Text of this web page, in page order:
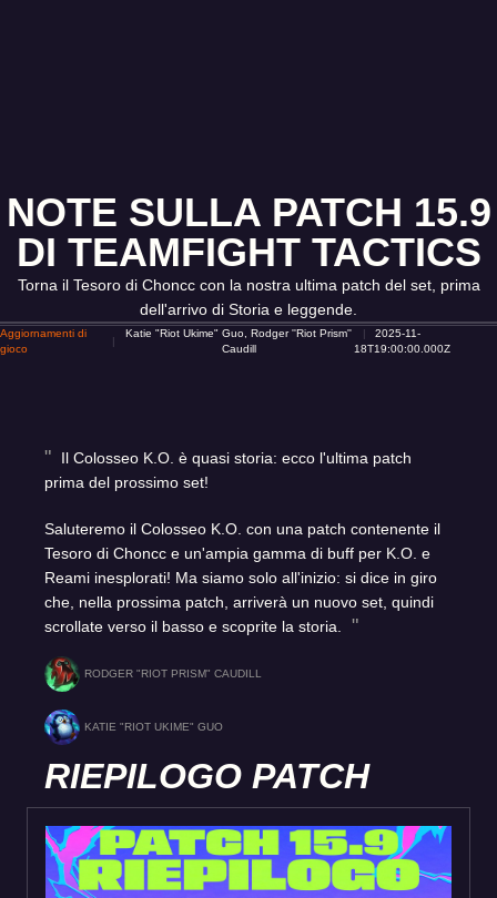
NOTE SULLA PATCH 15.9
DI TEAMFIGHT TACTICS
Torna il Tesoro di Choncc con la nostra ultima patch del set, prima
dell'arrivo di Storia e leggende.
Aggiornamenti di
gioco
Katie "Riot Ukime" Guo, Rodger ''Riot Prism''
Caudill
2025-11-
18T19:00:00.000Z
Il Colosseo K.O. è quasi storia: ecco l'ultima patch
prima del prossimo set!
Saluteremo il Colosseo K.O. con una patch contenente il
Tesoro di Choncc e un'ampia gamma di buff per K.O. e
Reami inesplorati! Ma siamo solo all'inizio: si dice in giro
che, nella prossima patch, arriverà un nuovo set, quindi
scrollate verso il basso e scoprite la storia.
RODGER "RIOT PRISM" CAUDILL
KATIE "RIOT UKIME" GUO
RIEPILOGO PATCH